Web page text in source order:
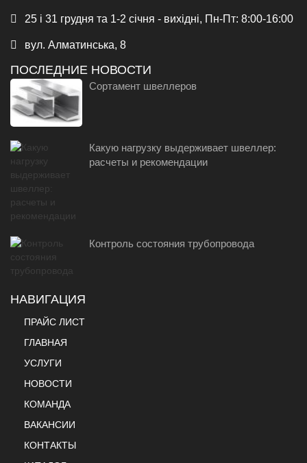
25 і 31 грудня та 1-2 січня - вихідні, Пн-Пт: 8:00-16:00
вул. Алматинська, 8
ПОСЛЕДНИЕ НОВОСТИ
Сортамент швеллеров
Какую нагрузку выдерживает швеллер:
расчеты и рекомендации
Контроль состояния трубопровода
НАВИГАЦИЯ
ПРАЙС ЛИСТ
ГЛАВНАЯ
УСЛУГИ
НОВОСТИ
КОМАНДА
ВАКАНСИИ
КОНТАКТЫ